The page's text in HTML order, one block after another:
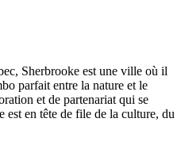
Sherbrooke est une ville où il
parfait entre la nature et le
et de partenariat qui se
est en tête de file de la culture, du